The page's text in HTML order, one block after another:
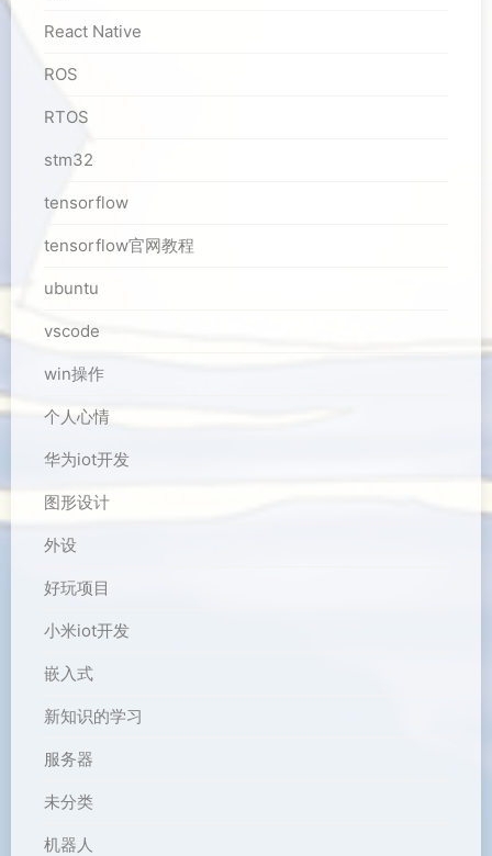
React Native
ROS
RTOS
stm32
tensorflow
tensorflow官网教程
ubuntu
vscode
win操作
个人心情
华为iot开发
图形设计
外设
好玩项目
小米iot开发
嵌入式
新知识的学习
服务器
未分类
机器人